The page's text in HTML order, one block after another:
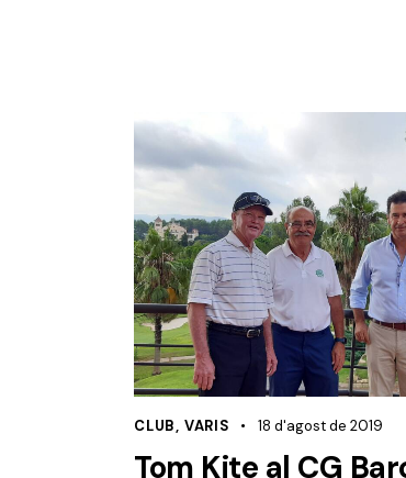
CLUB, VARIS 18 d'agost de 2019
Tom Kite al CG